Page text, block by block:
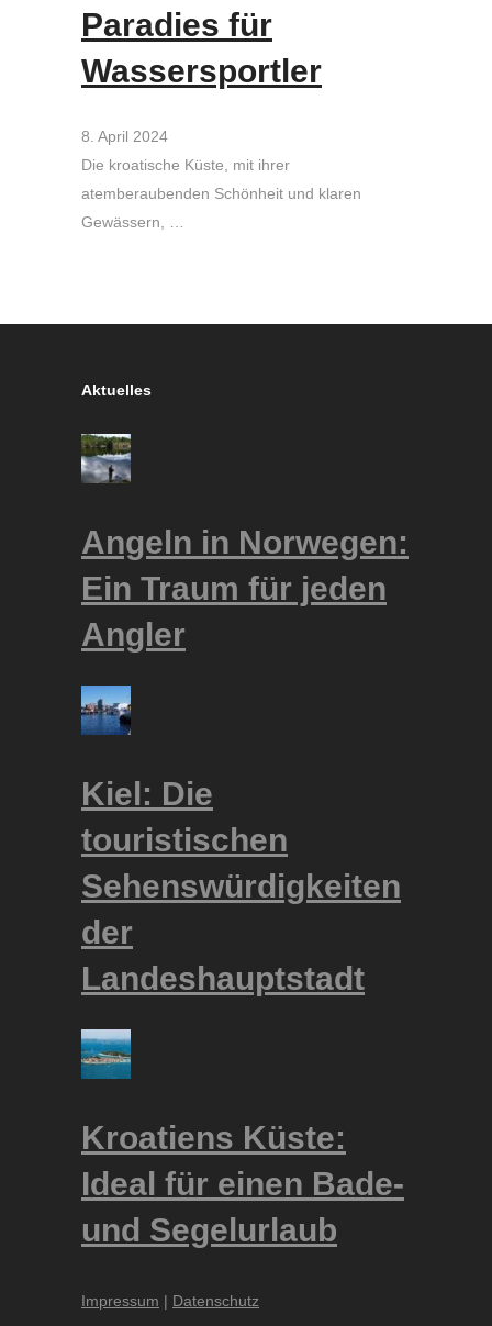
Paradies für
Wassersportler
8. April 2024
Die kroatische Küste, mit ihrer
atemberaubenden Schönheit und klaren
Gewässern, …
Aktuelles
Angeln in Norwegen:
Ein Traum für jeden
Angler
Kiel: Die
touristischen
Sehenswürdigkeiten
der
Landeshauptstadt
Kroatiens Küste:
Ideal für einen Bade-
und Segelurlaub
Impressum | Datenschutz